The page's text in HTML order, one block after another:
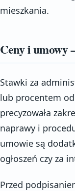
mieszkania.
Ceny i umowy
Stawki za
lub procentem
precyzowała
naprawy i
umowie są
ogłoszeń czy za
Przed